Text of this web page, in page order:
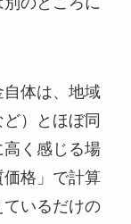
自体は、地域
）とほぼ同
く感じる場
格」で計算
いるだけの